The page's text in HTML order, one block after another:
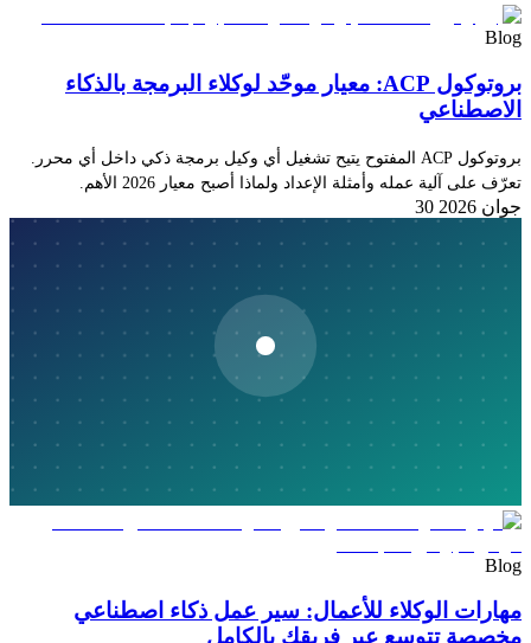
Blog
بروتوكول ACP: معيار موحّد لوكلاء البرمجة بالذكاء
الاصطناعي
بروتوكول ACP المفتوح يتيح تشغيل أي وكيل برمجة ذكي داخل أي محرر.
تعرّف على آلية عمله وأمثلة الإعداد ولماذا أصبح معيار 2026 الأهم.
30 جوان 2026
Blog
مهارات الوكلاء للأعمال: سير عمل ذكاء اصطناعي
مخصصة تتوسع عبر فريقك بالكامل